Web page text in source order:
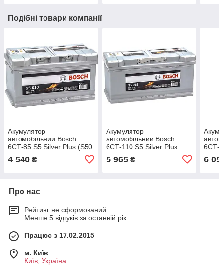
Подібні товари компанії
Акумулятор
автомобільний Bosch
6СТ-85 S5 Silver Plus (S50
4 540 ₴
Акумулятор
автомобільний Bosch
6СТ-110 S5 Silver Plus
5 965₴ 6
Про нас
Рейтинг не сформований
Менше 5 відгуків за останній рік
Працює з 17.02.2015
м. Київ
Київ, Україна